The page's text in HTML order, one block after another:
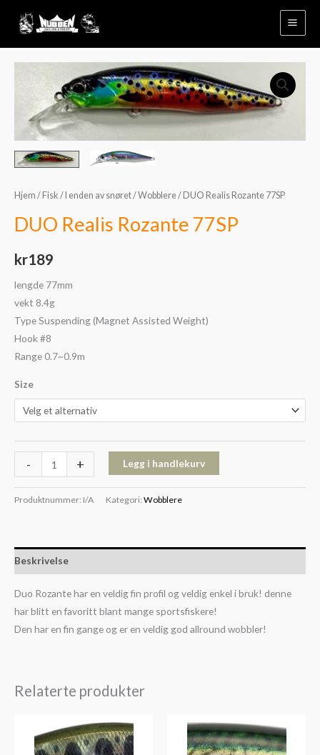
innholdet
Hjem / Fisk / I enden av snøret/Wobblere/ DUO Realis Rozante 77SP
DUO Realis Rozante 77SP
kr189
lengde 77mm
vekt 8.4g
Type Suspending (Magnet Assisted Weight)
Hook #8
Range 0.7~0.9m
Size
-
Rozante
77SP
antall
+ Legg i handlekurv
Produktnummer: I/A Kategori: Wobblere
Beskrivelse
Duo Rozante har en veldig fin profil og veldig enkel i bruk! denne
har blitt en favoritt blant mange sportsfiskere!
Den har en fin gange og er en veldig god allround wobbler!
Relaterte produkter